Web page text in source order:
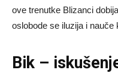
ove trenutke Blizanci
oslobode se iluzija i nauče
Bik –